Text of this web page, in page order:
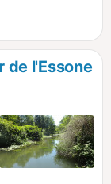
de l'Essone